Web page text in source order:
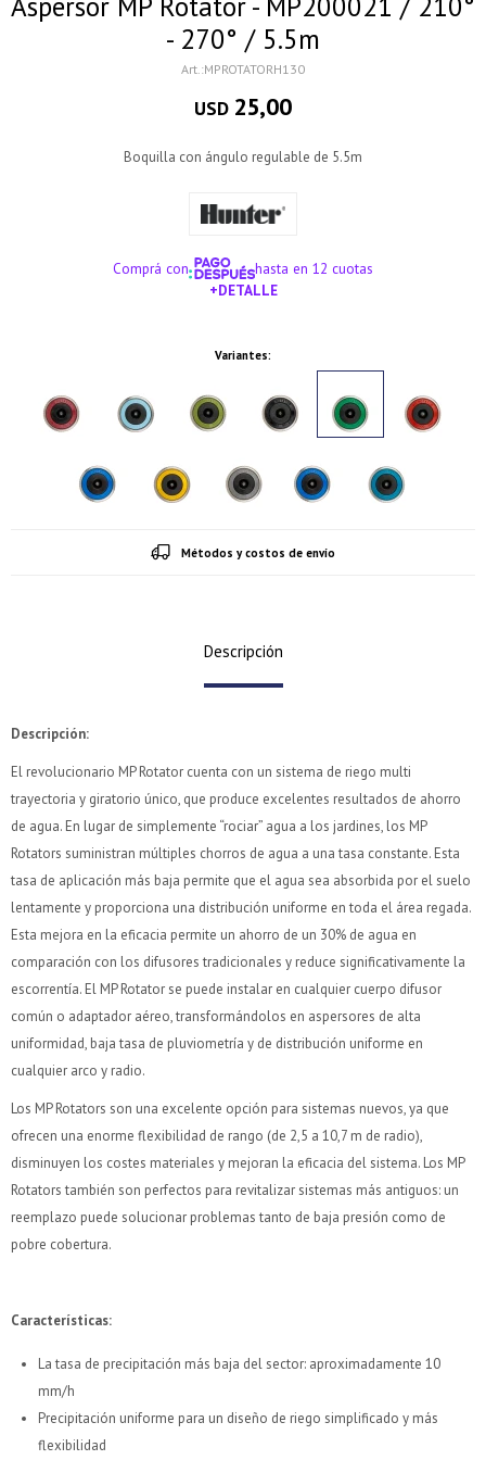
- 270° / 5.5m
MPROTATORH130
USD 25,00
Boquilla con ángulo regulable de 5.5m
Comprá con
hasta en 12 cuotas
+DETALLE
Variantes:
Métodos y costos de envío
Descripción
Descripción:
El revolucionario MP Rotator cuenta con un sistema de riego multi
trayectoria y giratorio único, que produce excelentes resultados de ahorro
de agua. En lugar de simplemente “rociar” agua a los jardines, los MP
Rotators suministran múltiples chorros de agua a una tasa constante. Esta
tasa de aplicación más baja permite que el agua sea absorbida por el suelo
lentamente y proporciona una distribución uniforme en toda el área regada.
Esta mejora en la eficacia permite un ahorro de un 30% de agua en
comparación con los difusores tradicionales y reduce significativamente la
escorrentía. El MP Rotator se puede instalar en cualquier cuerpo difusor
común o adaptador aéreo, transformándolos en aspersores de alta
uniformidad, baja tasa de pluviometría y de distribución uniforme en
cualquier arco y radio.
Los MP Rotators son una excelente opción para sistemas nuevos, ya que
ofrecen una enorme flexibilidad de rango (de 2,5 a 10,7 m de radio),
disminuyen los costes materiales y mejoran la eficacia del sistema. Los MP
Rotators también son perfectos para revitalizar sistemas más antiguos: un
reemplazo puede solucionar problemas tanto de baja presión como de
pobre cobertura.
Características:
La tasa de precipitación más baja del sector: aproximadamente 10
mm/h
Precipitación uniforme para un diseño de riego simplificado y más
flexibilidad